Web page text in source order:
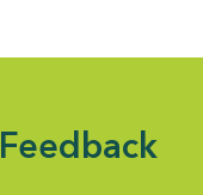
Feedback